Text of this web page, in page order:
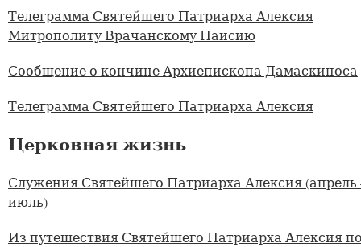
Телеграмма Святейшего Патриарха Алексия
Митрополиту Врачанскому Паисию
Сообщение о кончине Архиепископа Дамаскиноса
Телеграмма Святейшего Патриарха Алексия
Церковная жизнь
Служения Святейшего Патриарха Алексия
июль)
Из путешествия Святейшего Патриарха Алексия